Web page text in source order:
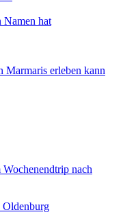
Namen hat
Marmaris erleben kann
nach
Oldenburg